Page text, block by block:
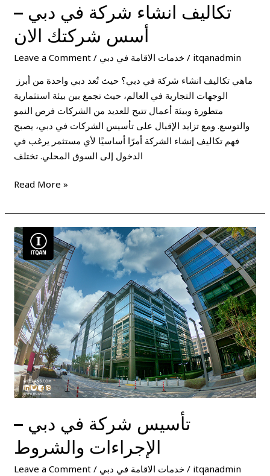
تكاليف انشاء شركة في دبي –
أسس شركتك الان
Leave a Comment / خدمات الاقامة في دبي / itqanadmin
الوجهات التجارية في العالم، حيث تجمع بين بيئة استثمارية
متطورة وبيئة أعمال تتيح للعديد من الشركات فرص النمو
والتوسع. ومع تزايد الإقبال على تأسيس الشركات في دبي، يصبح
فهم تكاليف إنشاء الشركة أمرًا أساسيًا لأي مستثمر يرغب في
الدخول إلى السوق المحلي. تختلف
Read More »
تأسيس شركة في دبي –
Leave a Comment / خدمات الاقامة في دبي / itqanadmin
تأسيس
شركة
في
دبي
–
الإجراءات
والشروط